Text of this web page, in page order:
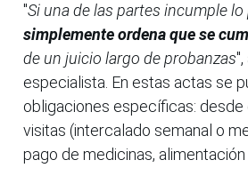
"Si una de las partes incumple lo
simplemente ordena que se
de un juicio largo de probanzas
especialista. En estas actas se
obligaciones específicas: desde
visitas (intercalado semanal o
pago de medicinas, alimentación